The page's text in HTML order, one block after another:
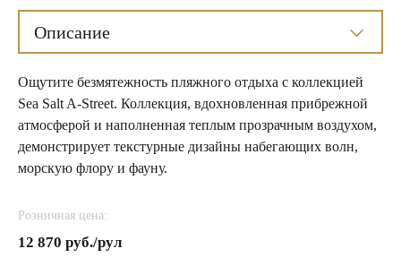
Описание
Ощутите безмятежность пляжного отдыха с коллекцией
Sea Salt A-Street. Коллекция, вдохновленная прибрежной
атмосферой и наполненная теплым прозрачным воздухом,
демонстрирует текстурные дизайны набегающих волн,
морскую флору и фауну.
Розничная цена:
12 870 руб./рул